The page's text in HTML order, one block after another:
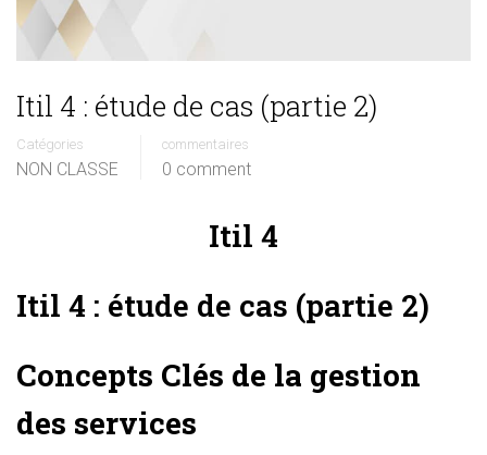
Itil 4 : étude de cas (partie 2)
Catégories
NON CLASSE
commentaires
0 comment
Itil 4
Itil 4 : étude de cas (partie 2)
Concepts Clés de la gestion
des services